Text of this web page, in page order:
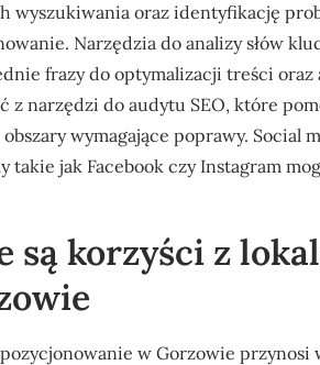
wyszukiwania oraz identyfikację
Narzędzia do analizy słów
frazy do optymalizacji treści
z narzędzi do audytu SEO, które
obszary wymagające poprawy.
takie jak Facebook czy Instagram
są korzyści z
w Gorzowie przynosi